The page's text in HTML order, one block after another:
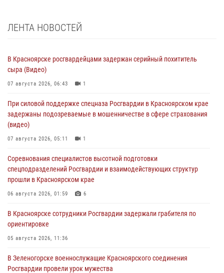
ЛЕНТА НОВОСТЕЙ
В Красноярске росгвардейцами задержан серийный похититель
сыра (Видео)
07 августа 2026, 06:43 1
При силовой поддержке спецназа Росгвардии в Красноярском крае
задержаны подозреваемые в мошенничестве в сфере страхования
(видео)
07 августа 2026, 05:11 1
Соревнования специалистов высотной подготовки
спецподразделений Росгвардии и взаимодействующих структур
прошли в Красноярском крае
06 августа 2026, 01:59 6
В Красноярске сотрудники Росгвардии задержали грабителя по
ориентировке
05 августа 2026, 11:36
В Зеленогорске военнослужащие Красноярского соединения
Росгвардии провели урок мужества